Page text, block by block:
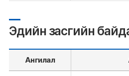
Эдийн засгийн
Ангилал